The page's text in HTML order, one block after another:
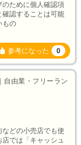
ために個人確認項
確認することは可能
もの
参考になった 0
自由業・フリーラン
どの小売店でも使
では「キャッシュ